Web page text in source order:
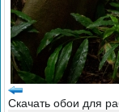
Скачать обои для